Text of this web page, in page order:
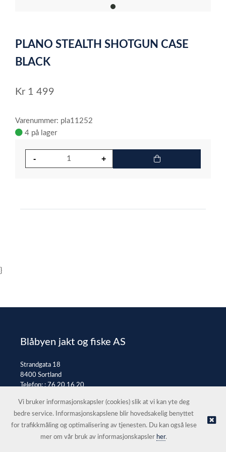
item
of
1
PLANO STEALTH SHOTGUN CASE
BLACK
Kr 1 499
Varenummer: pla11252
4 på lager
}
Blåbyen jakt og fiske AS
Strandgata 18
8400 Sortland
Telefon: :76 20 16 20
© Blåbyen jakt og fiske AS |Nettbutikk levert av Kréatif
Vi bruker informasjonskapsler (cookies) slik at vi kan yte deg
bedre service. Informasjonskapslene blir hovedsakelig benyttet
for trafikkmåling og optimalisering av tjenesten. Du kan også lese
mer om vår bruk av informasjonskapsler her.